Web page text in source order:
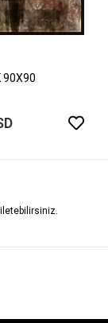
90X90